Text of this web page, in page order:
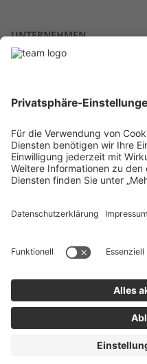
UNTERNEHMEN
Über uns
Karriere
Kontakt
RECHTLICHES
Lieferkette
Barrierefreiheitserklärung
Code of Conduct